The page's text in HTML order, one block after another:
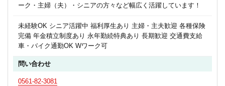
ーク・主婦（夫）・シニアの方々など幅広く活躍しています！
未経験OK シニア活躍中 福利厚生あり 主婦・主夫歓迎 各種保険
完備 年金積立制度あり 永年勤続特典あり 長期歓迎 交通費支給
車・バイク通勤OK Wワーク可
問い合わせ
0561-82-3081